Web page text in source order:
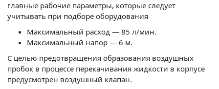
главные рабочие параметры, которые следует
учитывать при подборе оборудования
Максимальный расход — 85 л/мин.
Максимальный напор — 6 м.
С целью предотвращения образования воздушных
пробок в процессе перекачивания жидкости в корпусе
предусмотрен воздушный клапан.